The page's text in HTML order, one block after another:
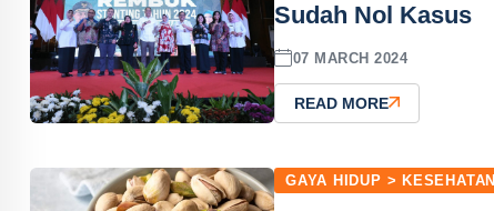
Sudah Nol Kasus
07 MARCH 2024
READ MORE
GAYA HIDUP > KESEHATAN